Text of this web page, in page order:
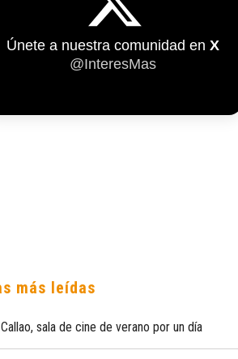
Únete a nuestra comunidad en X
@InteresMas
más leídas
Callao, sala de cine de verano por un día